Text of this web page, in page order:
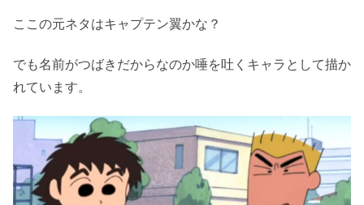
ここの元ネタはキャプテン翼かな？
でも名前がつばきだからなのか唾を吐くキャラとして描か
れています。